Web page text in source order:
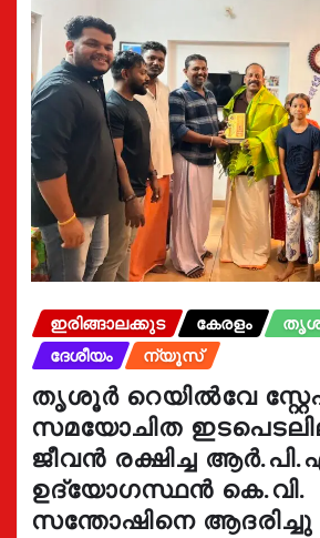
ഇരിങ്ങാലക്കുട കേരളം
ദേശീയം
ന്യൂസ്
തൃശൂർ റെയിൽവേ
സമയോചിത
ജീവൻ രക്ഷിച്ച
ഉദ്യോഗസ്ഥൻ കെ.വി.
സന്തോഷിനെ ആദരിച്ചു